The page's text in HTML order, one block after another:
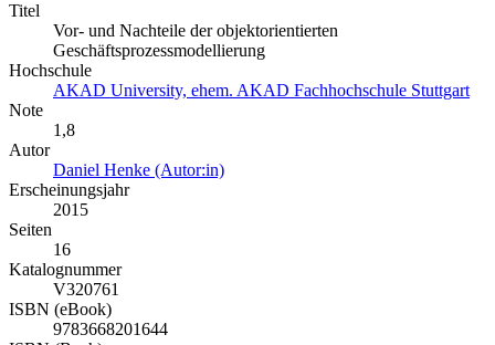
Titel
Vor- und Nachteile der objektorientierten
Geschäftsprozessmodellierung
Hochschule
AKAD University, ehem. AKAD Fachhochschule Stuttgart
Note
1,8
Autor
Daniel Henke (Autor:in)
Erscheinungsjahr
2015
Seiten
16
Katalognummer
V320761
ISBN (eBook)
9783668201644